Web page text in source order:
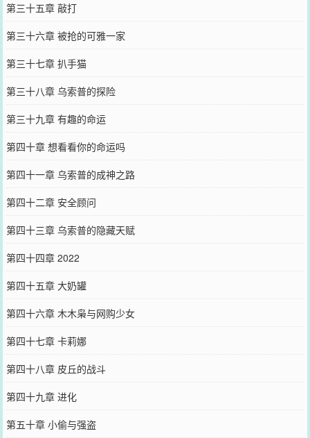
第三十五章 敲打
第三十六章 被抢的可雅一家
第三十七章 扒手猫
第三十八章 乌索普的探险
第三十九章 有趣的命运
第四十章 想看看你的命运吗
第四十一章 乌索普的成神之路
第四十二章 安全顾问
第四十三章 乌索普的隐藏天赋
第四十四章 2022
第四十五章 大奶罐
第四十六章 木木枭与网购少女
第四十七章 卡莉娜
第四十八章 皮丘的战斗
第四十九章 进化
第五十章 小偷与强盗